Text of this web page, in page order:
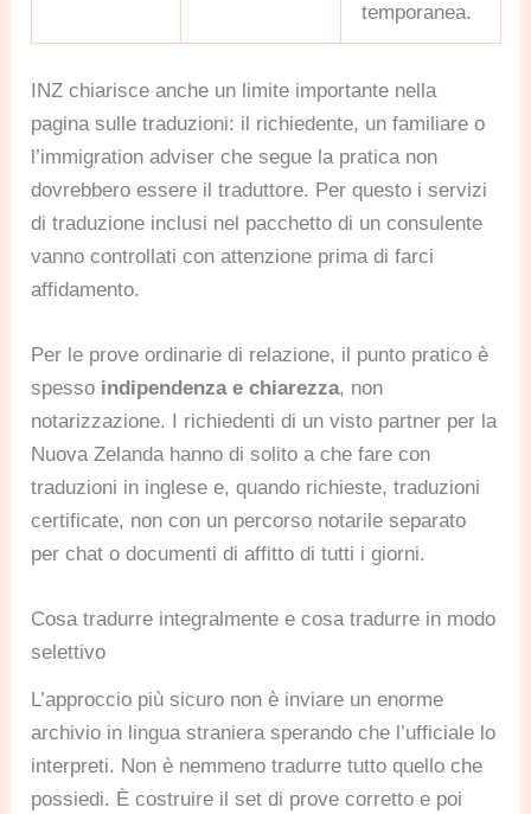
temporanea.
INZ chiarisce anche un limite importante nella
pagina sulle traduzioni: il richiedente, un familiare o
l’immigration adviser che segue la pratica non
dovrebbero essere il traduttore. Per questo i servizi
di traduzione inclusi nel pacchetto di un consulente
vanno controllati con attenzione prima di farci
affidamento.
Per le prove ordinarie di relazione, il punto pratico è
spesso indipendenza e chiarezza, non
notarizzazione. I richiedenti di un visto partner per la
Nuova Zelanda hanno di solito a che fare con
traduzioni in inglese e, quando richieste, traduzioni
certificate, non con un percorso notarile separato
per chat o documenti di affitto di tutti i giorni.
Cosa tradurre integralmente e cosa tradurre in modo
selettivo
L’approccio più sicuro non è inviare un enorme
archivio in lingua straniera sperando che l’ufficiale lo
interpreti. Non è nemmeno tradurre tutto quello che
possiedi. È costruire il set di prove corretto e poi